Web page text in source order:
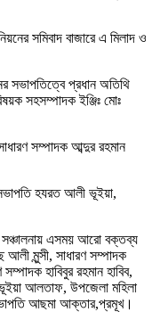
সমিবাদ বাজারে এ মিলাদ ও
সভাপতিত্বে প্রধান অতিথি
সহসম্পাদক ইঞ্জিঃ মোঃ
সম্পাদক আব্দুর রহমান
হযরত আলী ভূইয়া,
সঞ্চালনায় এসময় আরো বক্তব্য
আলী মুন্সী, সাধারণ সম্পাদক
হাবিবুর রহমান হাবিব,
আলতাফ, উপজেলা মহিলা
আছমা আক্তার,প্রমূখ।